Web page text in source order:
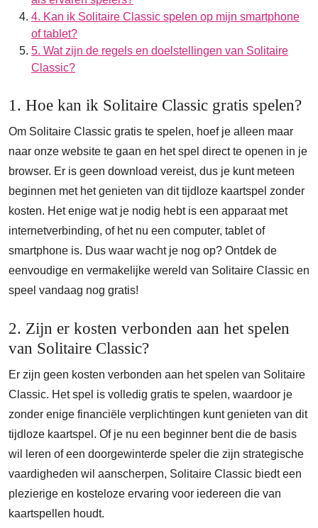
4. Kan ik Solitaire Classic spelen op mijn smartphone
of tablet?
5. Wat zijn de regels en doelstellingen van Solitaire
Classic?
1. Hoe kan ik Solitaire Classic gratis spelen?
Om Solitaire Classic gratis te spelen, hoef je alleen maar
naar onze website te gaan en het spel direct te openen in je
browser. Er is geen download vereist, dus je kunt meteen
beginnen met het genieten van dit tijdloze kaartspel zonder
kosten. Het enige wat je nodig hebt is een apparaat met
internetverbinding, of het nu een computer, tablet of
smartphone is. Dus waar wacht je nog op? Ontdek de
eenvoudige en vermakelijke wereld van Solitaire Classic en
speel vandaag nog gratis!
2. Zijn er kosten verbonden aan het spelen
van Solitaire Classic?
Er zijn geen kosten verbonden aan het spelen van Solitaire
Classic. Het spel is volledig gratis te spelen, waardoor je
zonder enige financiële verplichtingen kunt genieten van dit
tijdloze kaartspel. Of je nu een beginner bent die de basis
wil leren of een doorgewinterde speler die zijn strategische
vaardigheden wil aanscherpen, Solitaire Classic biedt een
plezierige en kosteloze ervaring voor iedereen die van
kaartspellen houdt.